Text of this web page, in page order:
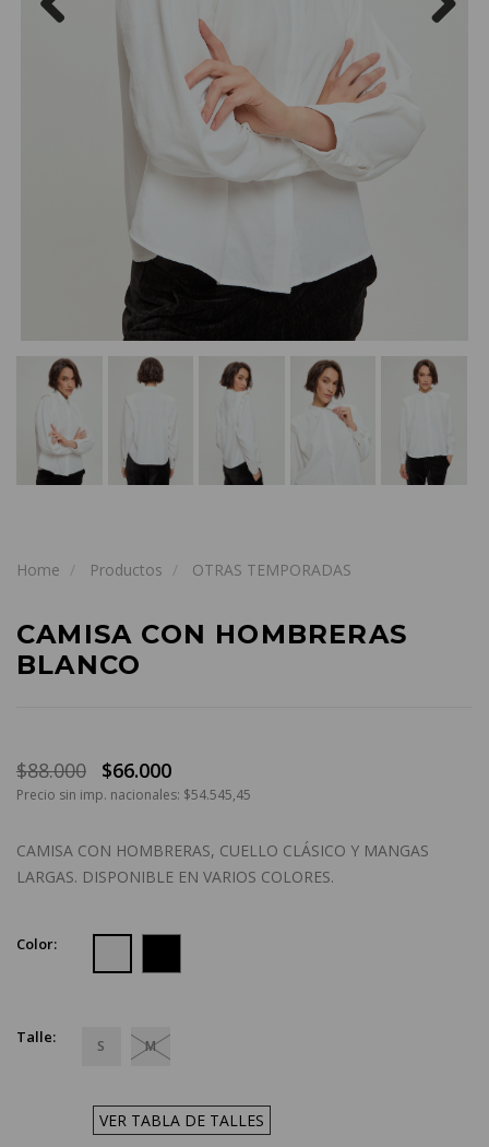
Home Productos OTRAS TEMPORADAS
CAMISA CON HOMBRERAS
BLANCO
$88.000 $66.000
Precio sin imp. nacionales: $54.545,45
CAMISA CON HOMBRERAS, CUELLO CLÁSICO Y MANGAS
LARGAS. DISPONIBLE EN VARIOS COLORES.
Color:
Talle: S M
VER TABLA DE TALLES